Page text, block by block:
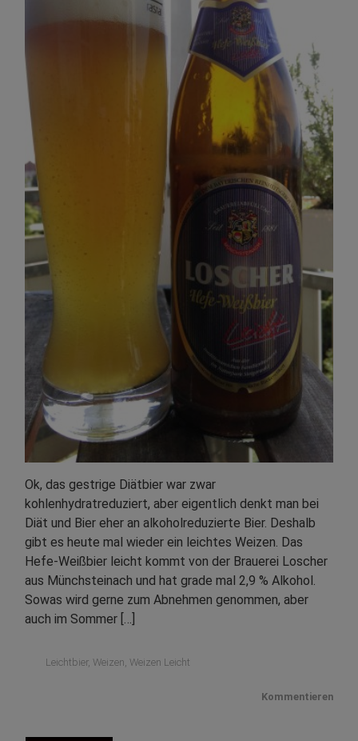
Ok, das gestrige Diätbier war zwar
kohlenhydratreduziert, aber eigentlich denkt man bei
Diät und Bier eher an alkoholreduzierte Bier. Deshalb
gibt es heute mal wieder ein leichtes Weizen. Das
Hefe-Weißbier leicht kommt von der Brauerei Loscher
aus Münchsteinach und hat grade mal 2,9 % Alkohol.
Sowas wird gerne zum Abnehmen genommen, aber
auch im Sommer […]
Leichtbier, Weizen, Weizen Leicht
Kommentieren